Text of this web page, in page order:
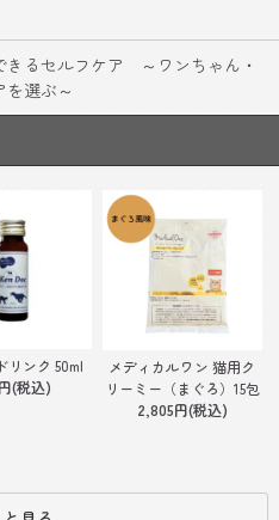
きるセルフケア ～ワンちゃん・
選ぶ～
リンク 50ml
(税込)
メディカルワン 猫用ク
リーミー（まぐろ）15包
2,805円(税込)